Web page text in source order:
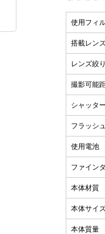
使用フィ
搭載レン
レンズ絞り
撮影可能
シャッタ
フラッシュ
使用電池
ファイン
本体材質
本体サイ
本体質量